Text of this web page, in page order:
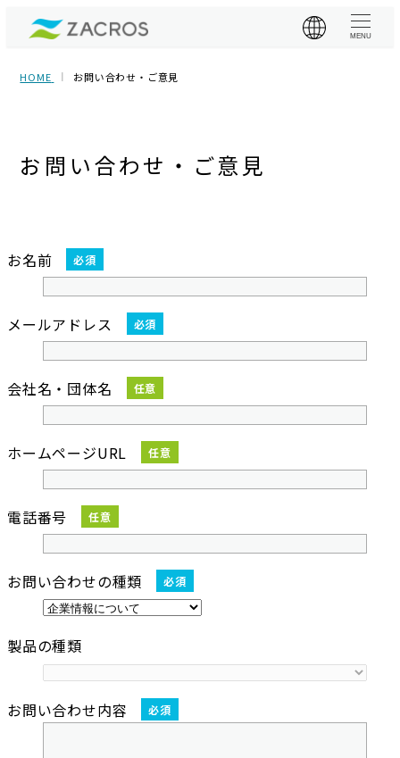
MENU
HOME お問い合わせ・ご意見
お問い合わせ・ご意見
お名前 必須
メールアドレス 必須
会社名・団体名 任意
ホームページURL 任意
電話番号 任意
お問い合わせの種類 必須
製品の種類
お問い合わせ内容 必須